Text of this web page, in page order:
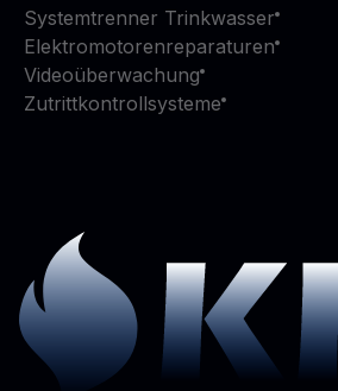
Systemtrenner Trinkwasser
Elektromotorenreparaturen
Videoüberwachung
Zutrittkontrollsysteme